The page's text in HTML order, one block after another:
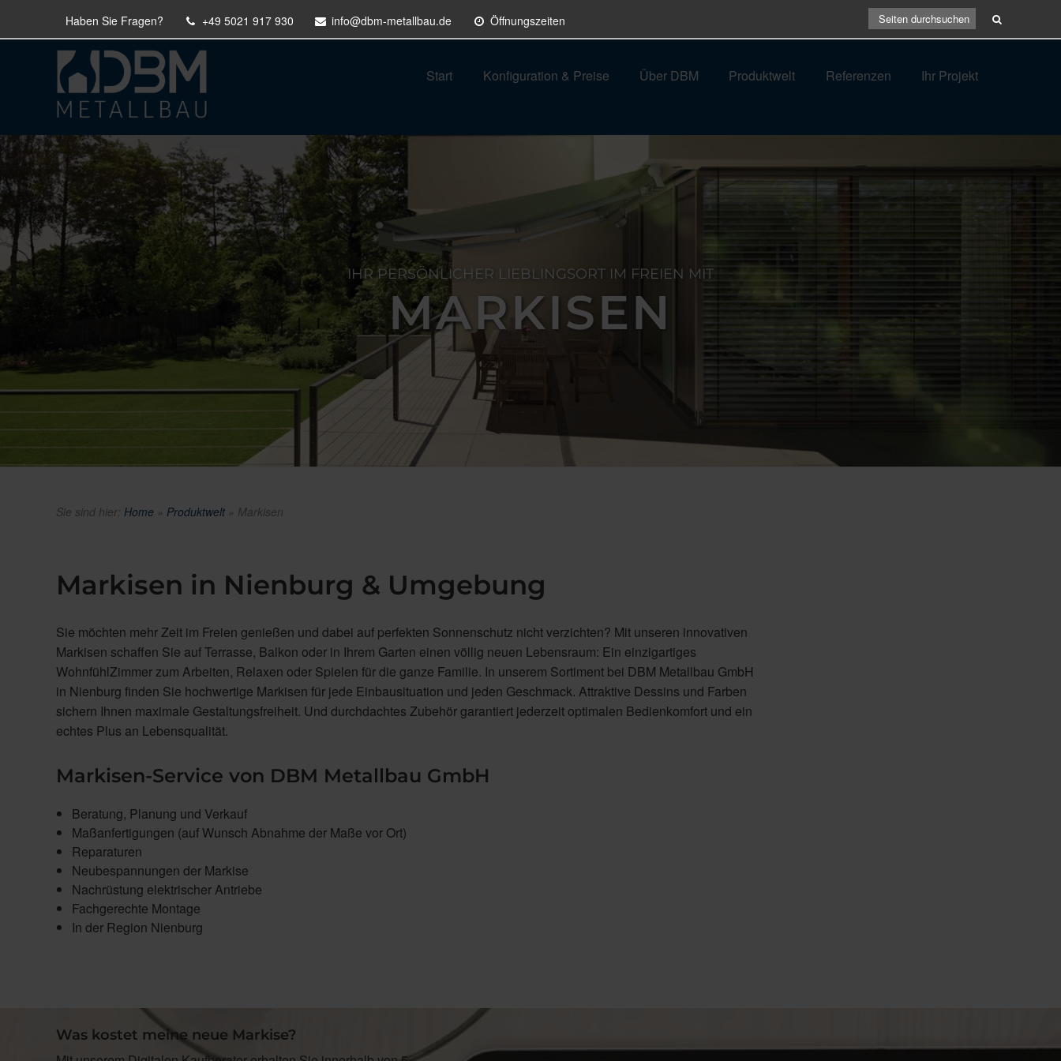
Haben Sie Fragen? +49 5021 917 930 info@dbm-metallbau.de Öffnungszeiten
Start Konfiguration & Preise Über DBM Produktwelt Referenzen Ihr Projekt
IHR PERSÖNLICHER LIEBLINGSORT IM FREIEN MIT
MARKISEN
Sie sind hier: Home » Produktwelt » Markisen
Markisen in Nienburg & Umgebung
Sie möchten mehr Zeit im Freien genießen und dabei auf perfekten Sonnenschutz nicht verzichten? Mit unseren innovativen
Markisen schaffen Sie auf Terrasse, Balkon oder in Ihrem Garten einen völlig neuen Lebensraum: Ein einzigartiges
WohnfühlZimmer zum Arbeiten, Relaxen oder Spielen für die ganze Familie. In unserem Sortiment bei DBM Metallbau GmbH
in Nienburg finden Sie hochwertige Markisen für jede Einbausituation und jeden Geschmack. Attraktive Dessins und Farben
sichern Ihnen maximale Gestaltungsfreiheit. Und durchdachtes Zubehör garantiert jederzeit optimalen Bedienkomfort und ein
echtes Plus an Lebensqualität.
Markisen-Service von DBM Metallbau GmbH
Beratung, Planung und Verkauf
Maßanfertigungen (auf Wunsch Abnahme der Maße vor Ort)
Reparaturen
Neubespannungen der Markise
Nachrüstung elektrischer Antriebe
Fachgerechte Montage
In der Region Nienburg
Was kostet meine neue Markise?